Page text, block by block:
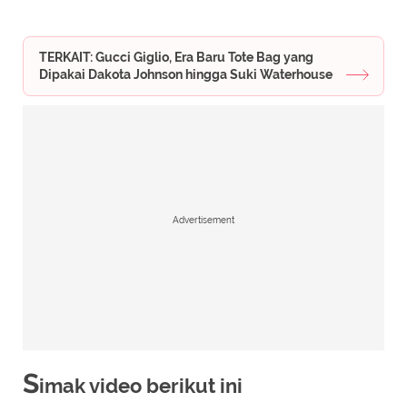
TERKAIT: Gucci Giglio, Era Baru Tote Bag yang
Dipakai Dakota Johnson hingga Suki Waterhouse
Advertisement
Simak video berikut ini